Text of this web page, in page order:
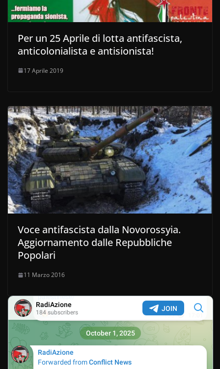
Per un 25 Aprile di lotta antifascista,
anticolonialista e antisionista!
17 Aprile 2019
Voce antifascista dalla Novorossyia.
Aggiornamento dalle Repubbliche
Popolari
11 Marzo 2016